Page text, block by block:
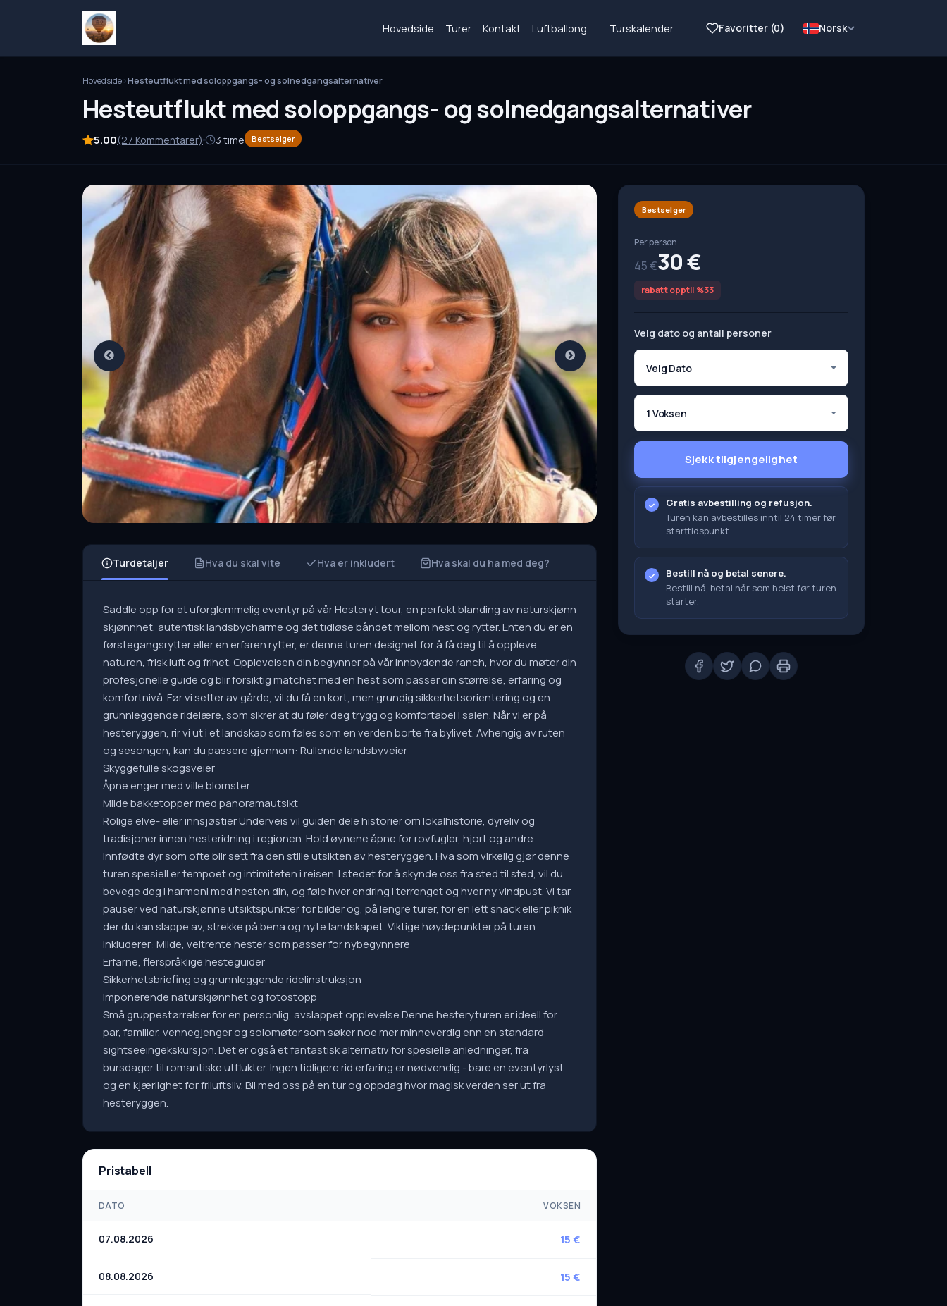
Hovedside Turer Kontakt Luftballong Turskalender Favoritter (0) Norsk
Hovedside Hesteutflukt med soloppgangs- og solnedgangsalternativer
Hesteutflukt med soloppgangs- og solnedgangsalternativer
5.00(27 Kommentarer) 3 time Bestselger
Turdetaljer Hva du skal vite Hva er inkludert Hva skal du ha med deg?
Saddle opp for et uforglemmelig eventyr på vår Hesteryt tour, en perfekt blanding av naturskjønn
skjønnhet, autentisk landsbycharme og det tidløse båndet mellom hest og rytter. Enten du er en
førstegangsrytter eller en erfaren rytter, er denne turen designet for å få deg til å oppleve
naturen, frisk luft og frihet. Opplevelsen din begynner på vår innbydende ranch, hvor du møter din
profesjonelle guide og blir forsiktig matchet med en hest som passer din størrelse, erfaring og
komfortnivå. Før vi setter av gårde, vil du få en kort, men grundig sikkerhetsorientering og en
grunnleggende ridelære, som sikrer at du føler deg trygg og komfortabel i salen. Når vi er på
hesteryggen, rir vi ut i et landskap som føles som en verden borte fra bylivet. Avhengig av ruten
og sesongen, kan du passere gjennom: Rullende landsbyveier
Skyggefulle skogsveier
Åpne enger med ville blomster
Milde bakketopper med panoramautsikt
Rolige elve- eller innsjøstier Underveis vil guiden dele historier om lokalhistorie, dyreliv og
tradisjoner innen hesteridning i regionen. Hold øynene åpne for rovfugler, hjort og andre
innfødte dyr som ofte blir sett fra den stille utsikten av hesteryggen. Hva som virkelig gjør denne
turen spesiell er tempoet og intimiteten i reisen. I stedet for å skynde oss fra sted til sted, vil du
bevege deg i harmoni med hesten din, og føle hver endring i terrenget og hver ny vindpust. Vi tar
pauser ved naturskjønne utsiktspunkter for bilder og, på lengre turer, for en lett snack eller piknik
der du kan slappe av, strekke på bena og nyte landskapet. Viktige høydepunkter på turen
inkluderer: Milde, veltrente hester som passer for nybegynnere
Erfarne, flerspråklige hesteguider
Sikkerhetsbriefing og grunnleggende ridelinstruksjon
Imponerende naturskjønnhet og fotostopp
Små gruppestørrelser for en personlig, avslappet opplevelse Denne hesteryturen er ideell for
par, familier, vennegjenger og solomøter som søker noe mer minneverdig enn en standard
sightseeingekskursjon. Det er også et fantastisk alternativ for spesielle anledninger, fra
bursdager til romantiske utflukter. Ingen tidligere rid erfaring er nødvendig - bare en eventyrlyst
og en kjærlighet for friluftsliv. Bli med oss på en tur og oppdag hvor magisk verden ser ut fra
hesteryggen.
Pristabell
DATO VOKSEN
07.08.2026 15 €
08.08.2026 15 €
Bestselger
Per person
45 €30 €
rabatt opptil %33
Velg dato og antall personer
Velg Dato
1 Voksen
Sjekk tilgjengelighet
Gratis avbestilling og refusjon.
Turen kan avbestilles inntil 24 timer før
starttidspunkt.
Bestill nå og betal senere.
Bestill nå, betal når som helst før turen
starter.